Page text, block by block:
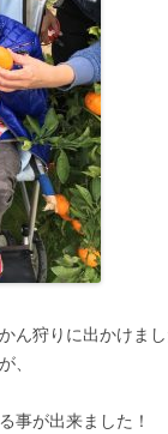
ん狩りに出かけま
、
事が出来ました！